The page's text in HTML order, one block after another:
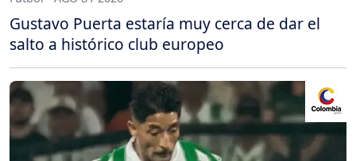
Gustavo Puerta estaría muy cerca de dar el
salto a histórico club europeo